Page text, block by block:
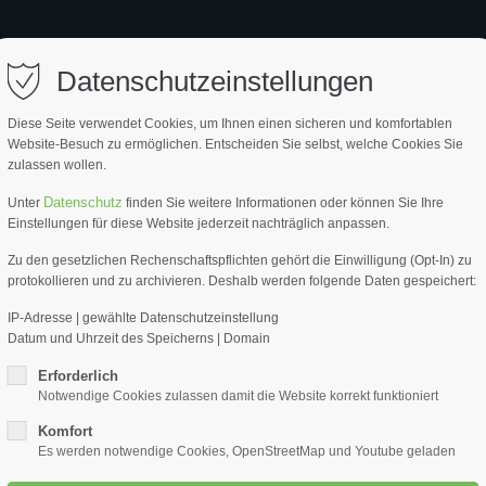
dolor sit amet:
/ 365days
support for our customers
8:00am - 5:00pm
Cybersteel Inc.
376-293 City Road, Suite 600
Have any questions?
Drop us a line
PRODUKTE SERVICE PARTNER
Breite
Stachel-
ARTIKEL NR.
Datenschutzeinstellungen
Diese Seite verwendet Cookies, um Ihnen einen sicheren und komfortablen
Website-Besuch zu ermöglichen. Entscheiden Sie selbst, welche Cookies Sie
zulassen wollen.
Unter Datenschutz finden Sie weitere Informationen oder können Sie Ihre
Einstellungen für diese Website jederzeit nachträglich anpassen.
Zu den gesetzlichen Rechenschaftspflichten gehört die Einwilligung (Opt-In) zu
protokollieren und zu archivieren. Deshalb werden folgende Daten gespeichert:
IP-Adresse | gewählte Datenschutzeinstellung
Datum und Uhrzeit des Speicherns | Domain
Erforderlich
Notwendige Cookies zulassen damit die Website korrekt funktioniert
Komfort
Es werden notwendige Cookies, OpenStreetMap und Youtube geladen